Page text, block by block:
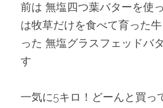
前は 無塩四つ葉バターを使
は牧草だけを食べて育った
った 無塩グラスフェッドバ
す
一気に5キロ！どーんと買っ